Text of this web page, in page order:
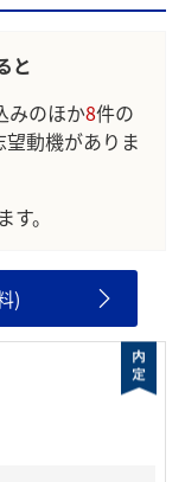
と
みのほか8件の
動機がありま
。
)